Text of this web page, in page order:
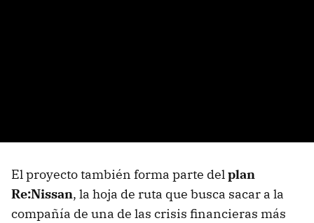
El proyecto también forma parte delplan
Re:Nissan, la hoja de ruta que busca sacar a la
compañía de una de las crisis financieras más